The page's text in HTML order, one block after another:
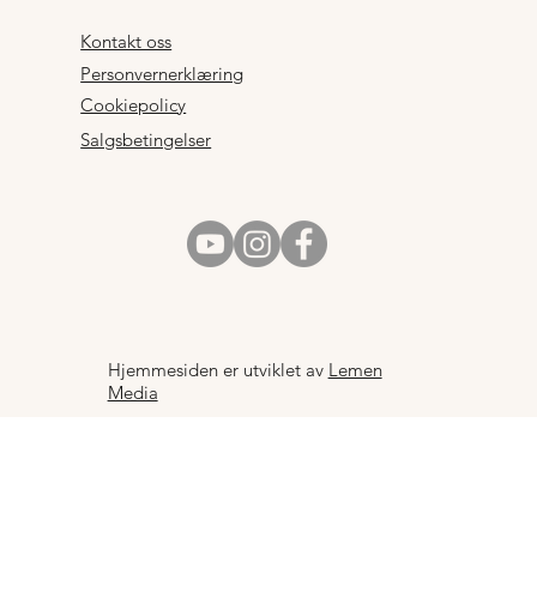
Kontakt oss
Personvernerklæring
Cookiepolicy
Salgsbetingelser
Hjemmesiden er utviklet av Lemen
Media